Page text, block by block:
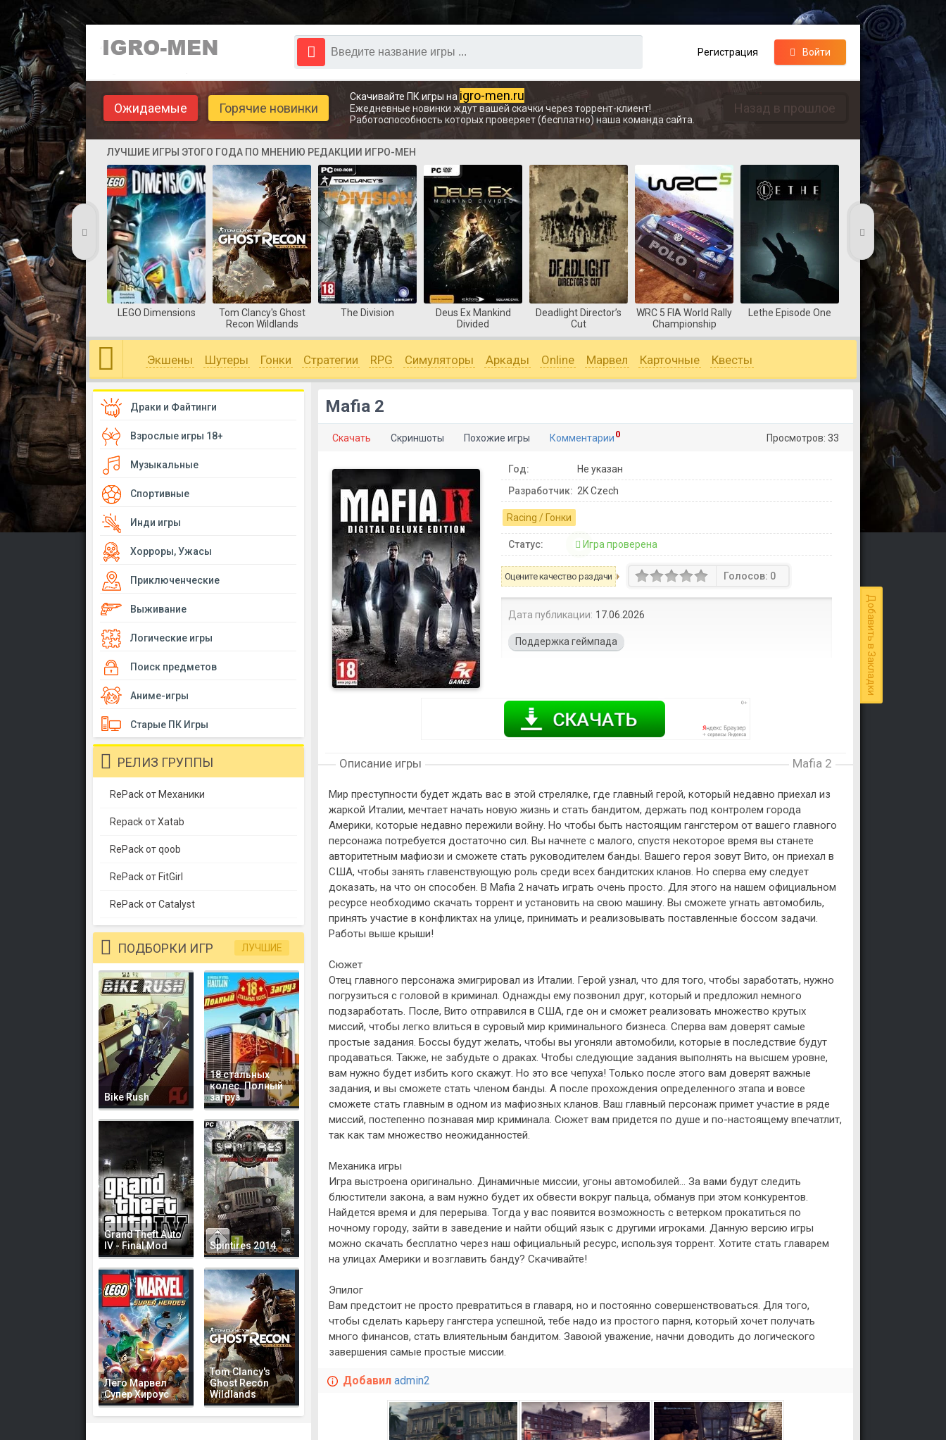
Регистрация Войти
Ожидаемые Горячие новинки Назад в прошлое
Скачивайте ПК игры на igro-men.ru
Ежедневные новинки ждут вашей скачки через торрент-клиент!
Работоспособность которых проверяет (бесплатно) наша команда сайта.
ЛУЧШИЕ ИГРЫ ЭТОГО ГОДА ПО МНЕНИЮ РЕДАКЦИИ ИГРО-МЕН
LEGO Dimensions
Tom Clancy's Ghost
Recon Wildlands
The Division
Deus Ex Mankind
Divided
Deadlight Director’s
Cut
WRC 5 FIA World Rally
Championship
Lethe Episode One Coast Guard
Экшены Шутеры Гонки Стратегии RPG Симуляторы Аркады Online Марвел Карточные Квесты
Добавить в Закладки
Mafia 2
Скачать Скриншоты Похожие игры Комментарии 0 Просмотров: 33
Год:
Не указан
Разработчик: 2K Czech
Racing / Гонки
Статус: Игра проверена
Оцените качество раздачи Голосов: 0
Дата публикации: 17.06.2026
Поддержка геймпада
Описание игры Mafia 2
Мир преступности будет ждать вас в этой стрелялке, где главный герой, который недавно приехал из
жаркой Италии, мечтает начать новую жизнь и стать бандитом, держать под контролем города
Америки, которые недавно пережили войну. Но чтобы быть настоящим гангстером от вашего главного
персонажа потребуется достаточно сил. Вы начнете с малого, спустя некоторое время вы станете
авторитетным мафиози и сможете стать руководителем банды. Вашего героя зовут Вито, он приехал в
США, чтобы занять главенствующую роль среди всех бандитских кланов. Но сперва ему следует
доказать, на что он способен. В Mafia 2 начать играть очень просто. Для этого на нашем официальном
ресурсе необходимо скачать торрент и установить на свою машину. Вы сможете угнать автомобиль,
принять участие в конфликтах на улице, принимать и реализовывать поставленные боссом задачи.
Работы выше крыши!
Сюжет
Отец главного персонажа эмигрировал из Италии. Герой узнал, что для того, чтобы заработать, нужно
погрузиться с головой в криминал. Однажды ему позвонил друг, который и предложил немного
подзаработать. После, Вито отправился в США, где он и сможет реализовать множество крутых
миссий, чтобы легко влиться в суровый мир криминального бизнеса. Сперва вам доверят самые
простые задания. Боссы будут желать, чтобы вы угоняли автомобили, которые в последствие будут
продаваться. Также, не забудьте о драках. Чтобы следующие задания выполнять на высшем уровне,
вам нужно будет избить кого скажут. Но это все чепуха! Только после этого вам доверят важные
задания, и вы сможете стать членом банды. А после прохождения определенного этапа и вовсе
сможете стать главным в одном из мафиозных кланов. Ваш главный персонаж примет участие в ряде
миссий, постепенно познавая мир криминала. Сюжет вам придется по душе и по-настоящему впечатлит,
так как там множество неожиданностей.
Механика игры
Игра выстроена оригинально. Динамичные миссии, угоны автомобилей… За вами будут следить
блюстители закона, а вам нужно будет их обвести вокруг пальца, обманув при этом конкурентов.
Найдется время и для перерыва. Тогда у вас появится возможность с ветерком прокатиться по
ночному городу, зайти в заведение и найти общий язык с другими игроками. Данную версию игры
можно скачать бесплатно через наш официальный ресурс, используя торрент. Хотите стать главарем
на улицах Америки и возглавить банду? Скачивайте!
Эпилог
Вам предстоит не просто превратиться в главаря, но и постоянно совершенствоваться. Для того,
чтобы сделать карьеру гангстера успешной, тебе надо из простого парня, который хочет получать
много финансов, стать влиятельным бандитом. Завоюй уважение, начни доводить до логического
завершения самые простые миссии.
Добавил admin2
Драки и Файтинги
Взрослые игры 18+
Музыкальные
Спортивные
Инди игры
Хорроры, Ужасы
Приключенческие
Выживание
Логические игры
Поиск предметов
Аниме-игры
Старые ПК Игры
РЕЛИЗ ГРУППЫ
RePack от Механики
Repack от Xatab
RePack от qoob
RePack от FitGirl
RePack от Catalyst
ПОДБОРКИ ИГР ЛУЧШИЕ
Bike Rush
18 стальных
колес. Полный
загруз
Grand Theft Auto
IV - Final Mod
Spintires 2014
Лего Марвел
Супер Хироус
Tom Clancy's
Ghost Recon
Wildlands